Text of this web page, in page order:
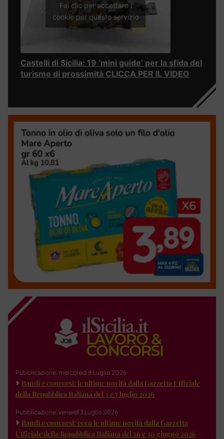
Fai clic per accettare i
cookie per questo servizio
Castelli di Sicilia: 19 ‘mini guide’ per la sfida del
turismo di prossimità CLICCA PER IL VIDEO
Pubblicazione: mercoledì 8 Luglio 2026
Bandi e concorsi: le ultime novità dalla Gazzetta Ufficiale
della Repubblica Italiana del 3 e 7 luglio 2026
Pubblicazione: venerdì 3 Luglio 2026
Bandi e concorsi: ecco le ultime novità dalla Gazzetta
Ufficiale della Repubblica Italiana del 26 e 30 giugno 2026